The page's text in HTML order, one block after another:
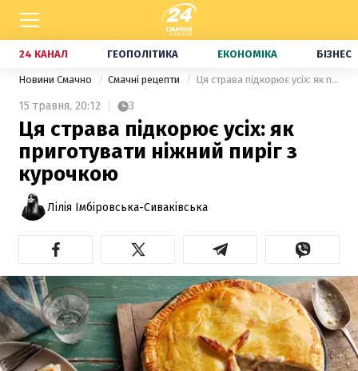
24 КАНАЛ ГЕОПОЛІТИКА ЕКОНОМІКА БІЗНЕС
Новини Смачно Смачні рецепти Ця страва підкорює усіх: як приготувати ніжний пиріг з курочкою
15 травня, 20:12 3
Ця страва підкорює усіх: як
приготувати ніжний пиріг з
курочкою
Лілія Імбіровська-Сиваківська